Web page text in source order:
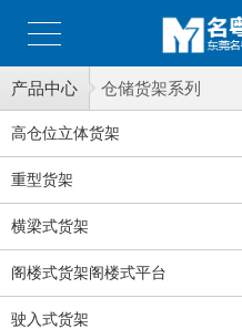
产品中心 仓储货架系列
高仓位立体货架
重型货架
横梁式货架
阁楼式货架阁楼式平台
驶入式货架